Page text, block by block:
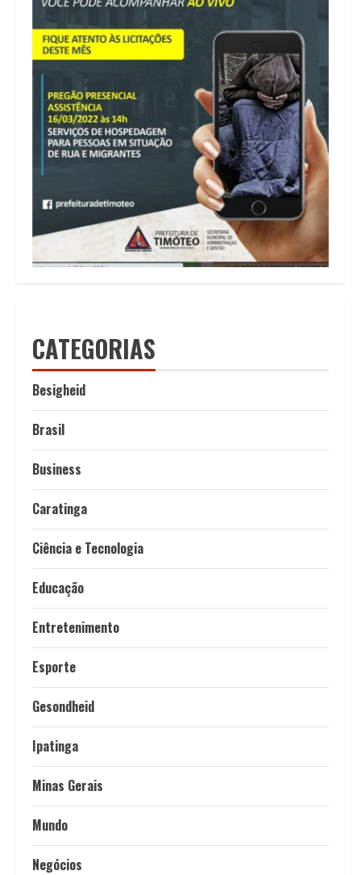
CATEGORIAS
Besigheid
Brasil
Business
Caratinga
Ciência e Tecnologia
Educação
Entretenimento
Esporte
Gesondheid
Ipatinga
Minas Gerais
Mundo
Negócios